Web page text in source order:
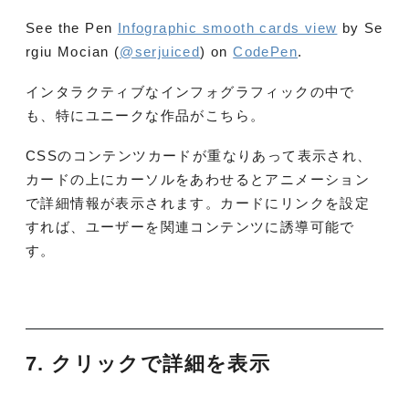
See the Pen Infographic smooth cards view by Se
rgiu Mocian (@serjuiced) onCodePen.
インタラクティブなインフォグラフィックの中で
も、特にユニークな作品がこちら。
CSSのコンテンツカードが重なりあって表示され、
カードの上にカーソルをあわせるとアニメーション
で詳細情報が表示されます。カードにリンクを設定
すれば、ユーザーを関連コンテンツに誘導可能で
す。
7. クリックで詳細を表示